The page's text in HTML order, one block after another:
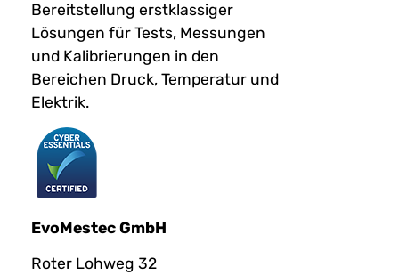
Bereitstellung erstklassiger
Lösungen für Tests, Messungen
und Kalibrierungen in den
Bereichen Druck, Temperatur und
Elektrik.
EvoMestec GmbH
Roter Lohweg 32